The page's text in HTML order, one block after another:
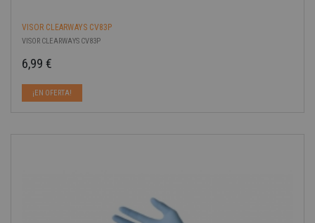
VISOR CLEARWAYS CV83P
VISOR CLEARWAYS CV83P
6,99 €
¡EN OFERTA!